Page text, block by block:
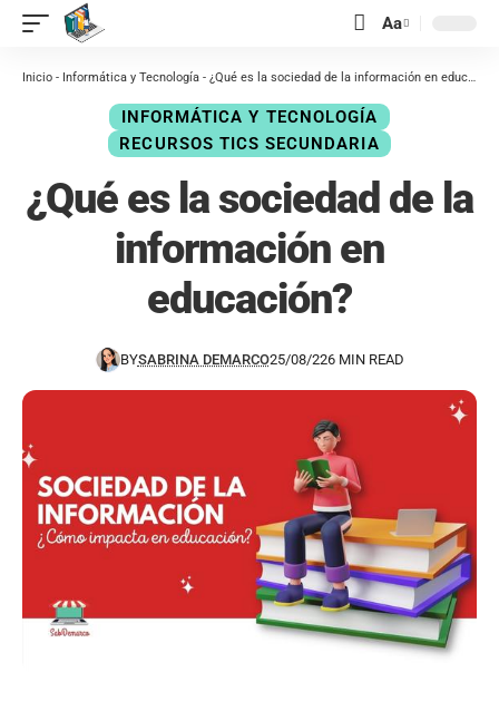
contenido Aa
Inicio - Informática y Tecnología - ¿Qué es la sociedad de la información en educación?
INFORMÁTICA Y TECNOLOGÍA
RECURSOS TICS SECUNDARIA
¿Qué es la sociedad de la
información en
educación?
BYSABRINA DEMARCO25/08/226 MIN READ